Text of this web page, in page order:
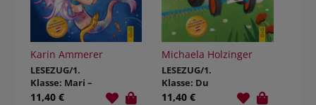
Karin Ammerer
LESEZUG/1.
Klasse: Mari –
Nixenspaß und
11,40 €
Michaela Holzinger
LESEZUG/1.
Klasse: Du
schaffst das,
11,40 €